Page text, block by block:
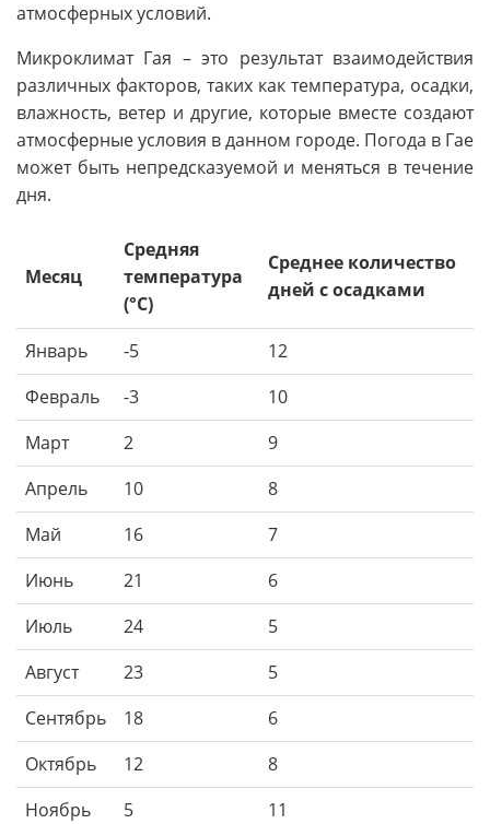
атмосферных условий.
Микроклимат Гая – это результат взаимодействия
различных факторов, таких как температура, осадки,
влажность, ветер и другие, которые вместе создают
атмосферные условия в данном городе. Погода в Гае
может быть непредсказуемой и меняться в течение
дня.
Месяц
Средняя
температура
(°C)
Среднее количество
дней с осадками
Январь -5
12
Февраль
-3
10
Март
2
9
Апрель
10
8
Май
16
7
Июнь
21
6
Июль
24
5
Август
23
5
Сентябрь
18
6
Октябрь
12
8
Ноябрь
5
11